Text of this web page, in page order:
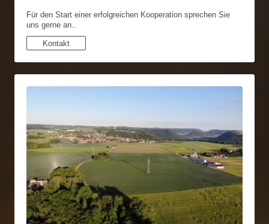
Für den Start einer erfolgreichen Kooperation sprechen Sie
uns gerne an..
Kontakt